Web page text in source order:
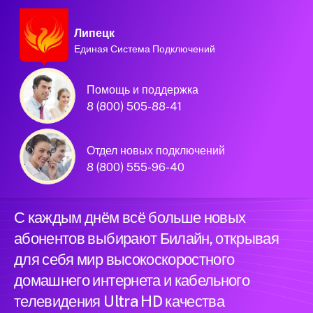
Липецк
Единая Система Подключений
Помощь и поддержка
8 (800) 505-88-41
Отдел новых подключений
8 (800) 555-96-40
Домашний интернет и
телевидение
Билайн в городе
Липецк
С каждым днём всё больше новых
абонентов выбирают Билайн, открывая
для себя мир высокоскоростного
домашнего интернета и кабельного
телевидения Ultra HD качества